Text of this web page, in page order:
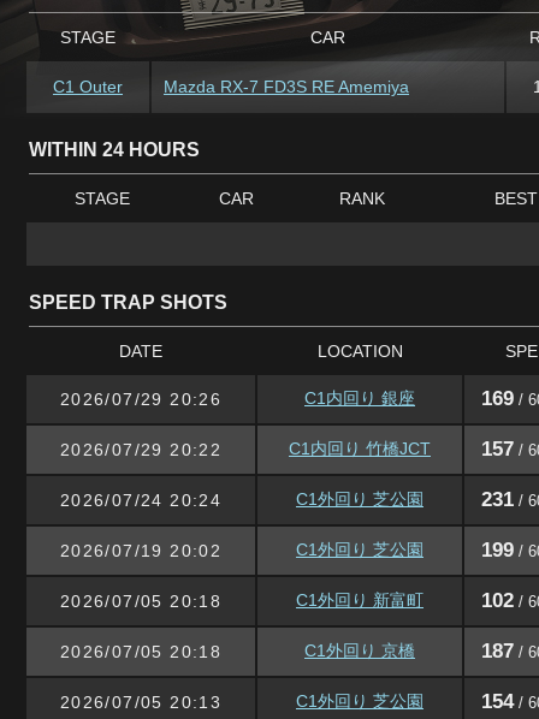
STAGE CAR
C1 Outer Mazda RX-7 FD3S RE Amemiya
WITHIN 24 HOURS
STAGE CAR RANK
SPEED TRAP SHOTS
DATE LOCATION
2026/07/29 20:26 C1内回り 銀座 169 /
2026/07/29 20:22 C1内回り 竹橋JCT 157 /
2026/07/24 20:24 C1外回り 芝公園 231 /
2026/07/19 20:02 C1外回り 芝公園 199 /
2026/07/05 20:18 C1外回り 新富町 102 /
2026/07/05 20:18 C1外回り 京橋 187 /
2026/07/05 20:13 C1外回り 芝公園 154/